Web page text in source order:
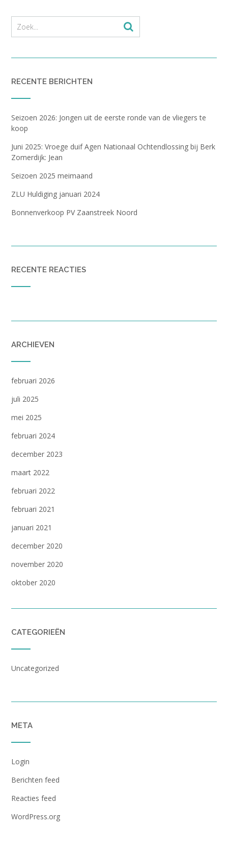
RECENTE BERICHTEN
Seizoen 2026: Jongen uit de eerste ronde van de vliegers te
koop
Juni 2025: Vroege duif Agen Nationaal Ochtendlossing bij Berk
Zomerdijk: Jean
Seizoen 2025 meimaand
ZLU Huldiging januari 2024
Bonnenverkoop PV Zaanstreek Noord
RECENTE REACTIES
ARCHIEVEN
februari 2026
juli 2025
mei 2025
februari 2024
december 2023
maart 2022
februari 2022
februari 2021
januari 2021
december 2020
november 2020
oktober 2020
CATEGORIEËN
Uncategorized
META
Login
Berichten feed
Reacties feed
WordPress.org